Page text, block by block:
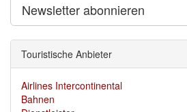
Newsletter abonnieren
Touristische Anbieter
Airlines Intercontinental
Bahnen